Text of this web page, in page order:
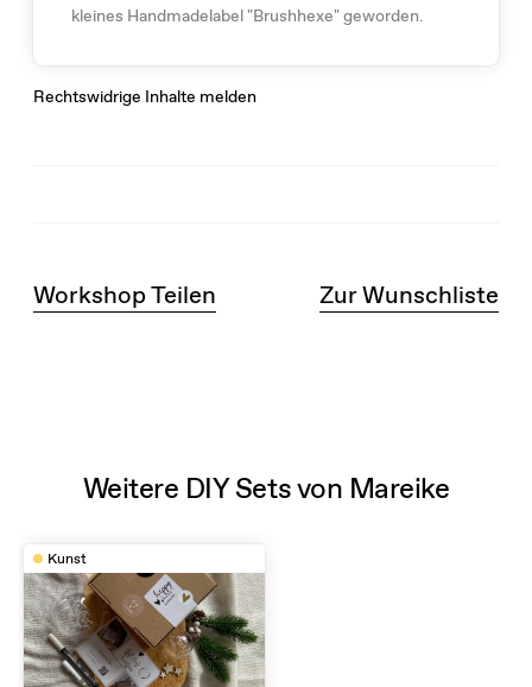
kleines Handmadelabel "Brushhexe" geworden.
Rechtswidrige Inhalte melden
Workshop Teilen Zur Wunschliste
Weitere DIY Sets von Mareike
Kunst